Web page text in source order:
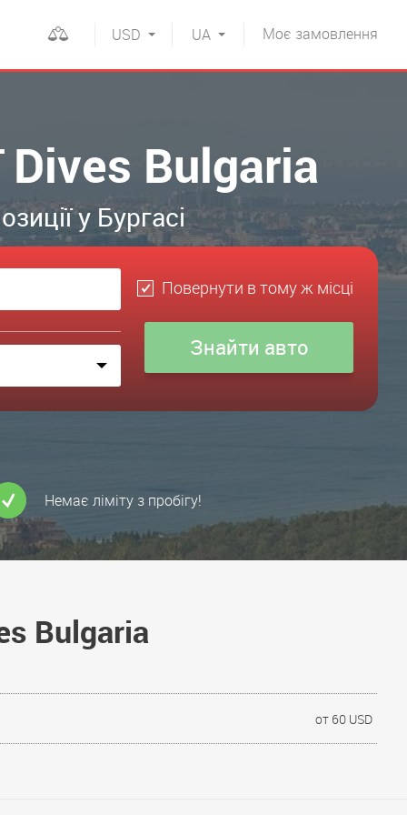
Моє замовлення
UA
USD
Dives Bulgaria
у Бургасі
Повернути в тому ж місці
Немає ліміту з пробігу!
Bulgaria
от 60 USD